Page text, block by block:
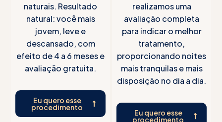
naturais. Resultado
natural: você mais
jovem, leve e
descansado, com
efeito de 4 a 6 meses e
avaliação gratuita.
Eu quero esse
procedimento
realizamos uma
avaliação completa
para indicar o melhor
tratamento,
proporcionando noites
mais tranquilas e mais
disposição no dia a dia.
Eu quero esse
procedimento